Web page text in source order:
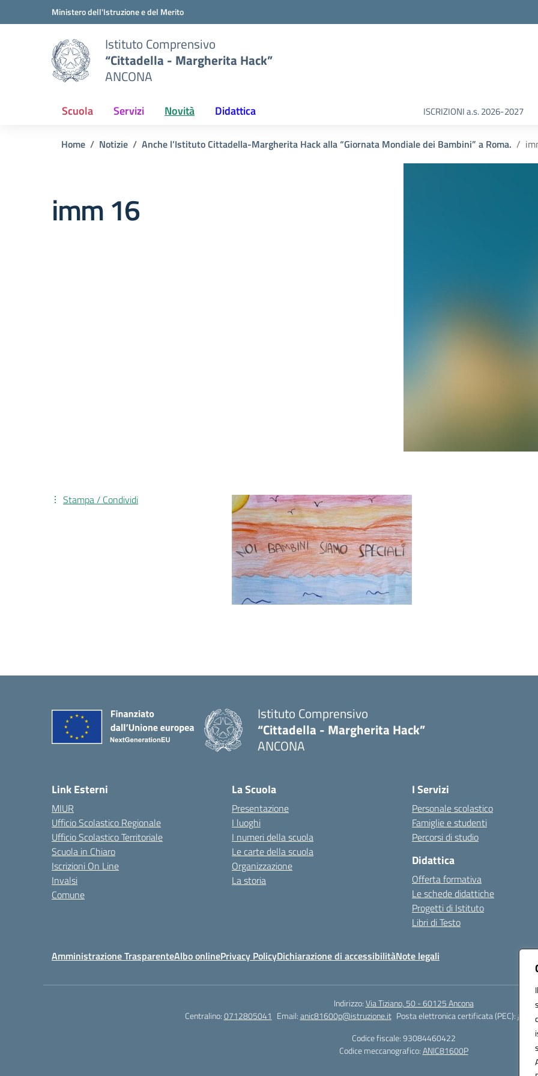
Vai ai contenuti
Vai al menu di navigazioneMinistero dell'Istruzione e del Merito
Istituto Comprensivo
“Cittadella - Margherita Hack”
ANCONA
Scuola Servizi Novità Didattica ISCRIZIONI a.s. 2026-2027
Home Notizie Anche l’Istituto Cittadella-Margherita Hack alla “Giornata Mondiale dei Bambini” a Roma.
imm 16
Stampa / Condividi
Istituto Comprensivo
“Cittadella - Margherita Hack”
ANCONA
Link Esterni
MIUR
Ufficio Scolastico Regionale
Ufficio Scolastico Territoriale
Scuola in Chiaro
Iscrizioni On Line
Invalsi
Comune
La Scuola
Presentazione
I luoghi
I numeri della scuola
Le carte della scuola
Organizzazione
La storia
I Servizi
Personale scolastico
Famiglie e studenti
Percorsi di studio
Didattica
Offerta formativa
Le schede didattiche
Progetti di Istituto
Libri di Testo
Amministrazione TrasparenteAlbo onlinePrivacy PolicyDichiarazione di accessibilitàNote legali
Indirizzo:Via Tiziano, 50 - 60125 Ancona
Centralino:0712805041 Email:anic81600p@istruzione.it Posta elettronica certificata (PEC):
Codice fiscale: 93084460422
Codice meccanografico:ANIC81600P